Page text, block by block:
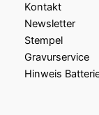
Kontakt
Newsletter
Stempel
Gravurservice
Hinweis